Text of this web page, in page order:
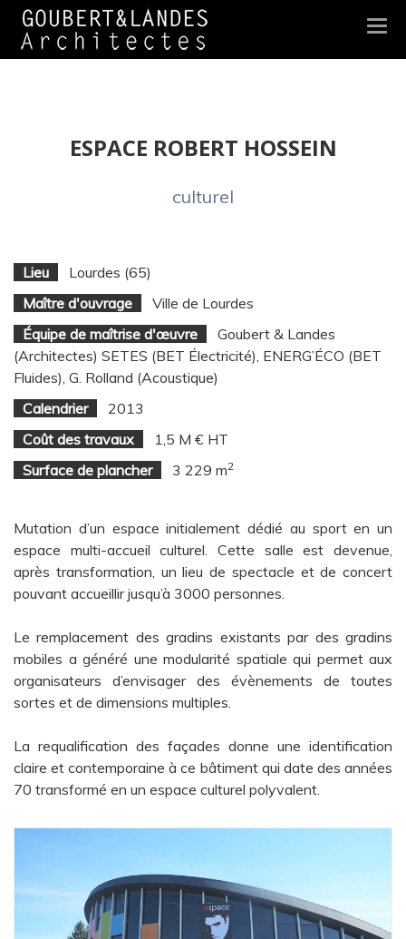
ESPACE ROBERT HOSSEIN
culturel
Lieu
Lourdes (65)
Maître d'ouvrage
Ville de Lourdes
Équipe de maîtrise d'œuvre
Goubert & Landes
(Architectes) SETES (BET Électricité), ENERG’ÉCO (BET
Fluides), G. Rolland (Acoustique)
Calendrier
2013
Coût des travaux
1,5 M € HT
Surface de plancher
3 229 m2
Mutation d’un espace initialement dédié au sport en un
espace multi-accueil culturel. Cette salle est devenue,
après transformation, un lieu de spectacle et de concert
pouvant accueillir jusqu’à 3000 personnes.
Le remplacement des gradins existants par des gradins
mobiles a généré une modularité spatiale qui permet aux
organisateurs d’envisager des évènements de toutes
sortes et de dimensions multiples.
La requalification des façades donne une identification
claire et contemporaine à ce bâtiment qui date des années
70 transformé en un espace culturel polyvalent.